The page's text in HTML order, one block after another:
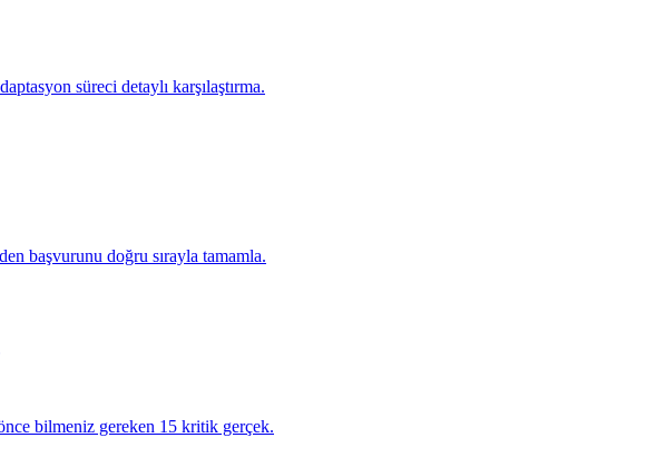
süreci detaylı karşılaştırma.
başvurunu doğru sırayla tamamla.
bilmeniz gereken 15 kritik gerçek.